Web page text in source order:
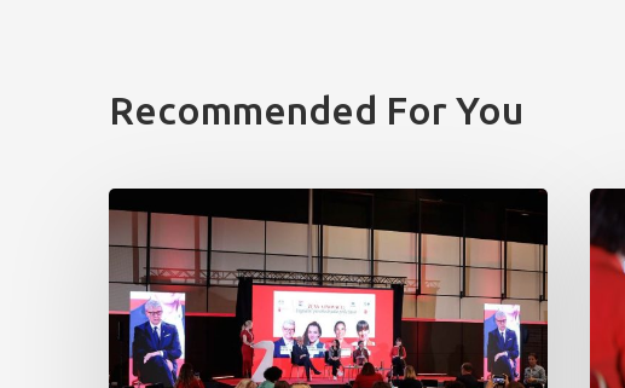
Recommended For You